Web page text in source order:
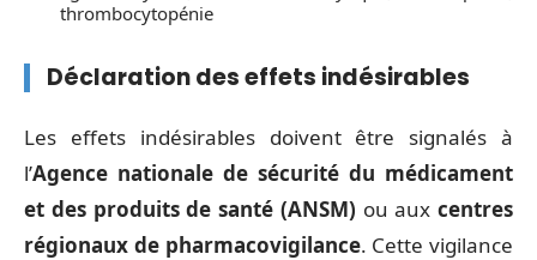
thrombocytopénie
Déclaration des effets indésirables
Les effets indésirables doivent être signalés à
l’Agence nationale de sécurité du médicament
et des produits de santé (ANSM) ou aux centres
régionaux de pharmacovigilance. Cette vigilance